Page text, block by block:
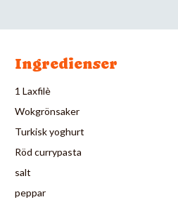
Ingredienser
1 Laxfilè
Wokgrönsaker
Turkisk yoghurt
Röd currypasta
salt
peppar